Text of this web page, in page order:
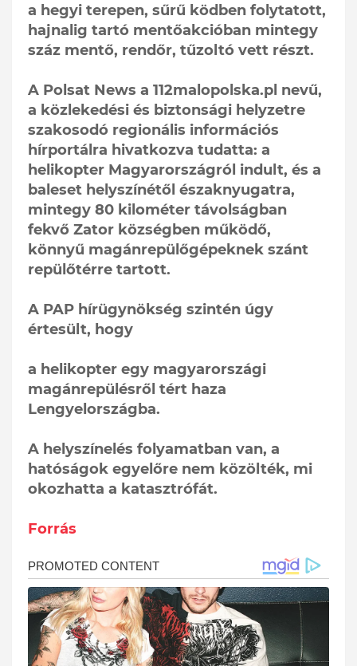
a hegyi terepen, sűrű ködben folytatott,
hajnalig tartó mentőakcióban mintegy
száz mentő, rendőr, tűzoltó vett részt.
A Polsat News a 112malopolska.pl nevű,
a közlekedési és biztonsági helyzetre
szakosodó regionális információs
hírportálra hivatkozva tudatta: a
helikopter Magyarországról indult, és a
baleset helyszínétől északnyugatra,
mintegy 80 kilométer távolságban
fekvő Zator községben működő,
könnyű magánrepülőgépeknek szánt
repülőtérre tartott.
A PAP hírügynökség szintén úgy
értesült, hogy
a helikopter egy magyarországi
magánrepülésről tért haza
Lengyelországba.
A helyszínelés folyamatban van, a
hatóságok egyelőre nem közölték, mi
okozhatta a katasztrófát.
Forrás